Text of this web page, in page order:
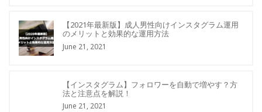
【2021年最新版】成人男性向けインスタグラム運用
のメリットと効果的な運用方法
June 21, 2021
【インスタグラム】フォロワーを自動で増やす？方
法と注意点を解説！
June 21, 2021